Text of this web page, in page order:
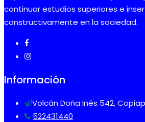
continuar estudios superiores e
constructivamente en la sociedad.
Información
Volcán Doña Inés 542,
522431440